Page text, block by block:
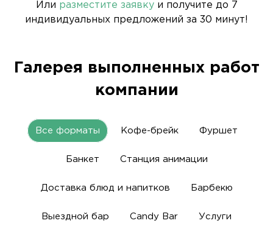
Или разместите заявкуи получите до 7
индивидуальных предложений за 30 минут!
Галерея выполненных работ
компании
Все форматы Кофе-брейк Фуршет
Банкет Станция анимации
Доставка блюд и напитков Барбекю
Выездной бар Candy Bar Услуги